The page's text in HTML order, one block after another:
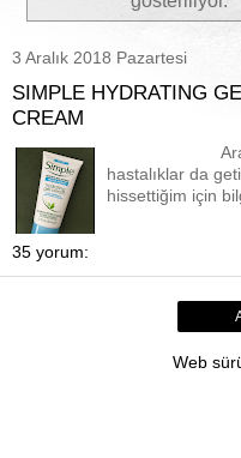
3 Aralık 2018 Pazartesi
SIMPLE HYDRATING
CREAM
Aralık
hastalıklar da
hissettiğim için
35 yorum:
Web